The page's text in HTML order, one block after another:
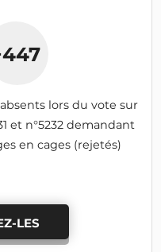
lors du vote sur
et n°5232 demandant
en cages (rejetés)
LES